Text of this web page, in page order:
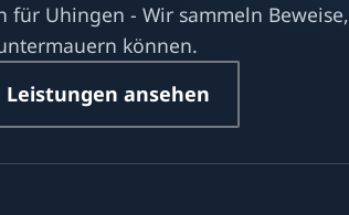
Uhingen - Wir sammeln Beweise,
können.
Leistungen ansehen